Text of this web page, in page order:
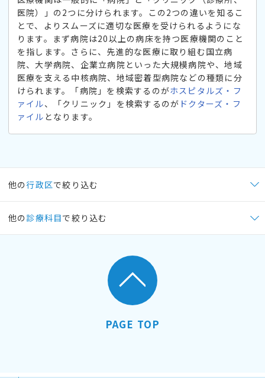
医院）」の2つに分けられます。この2つの違いを知るこ
とで、よりスムーズに適切な医療を受けられるようにな
ります。まず病院は20以上の病床を持つ医療機関のこと
を指します。さらに、先進的な医療に取り組む国立病
院、大学病院、企業立病院といった大規模病院や、地域
医療を支える中核病院、地域密着型病院などの種類に分
けられます。「病院」を検索するのがホスピタルズ・フ
ァイル、「クリニック」を検索するのが ドクターズ・フ
ァイル となります。
他の行政区で絞り込む
他の 診療科目で絞り込む
PAGE TOP